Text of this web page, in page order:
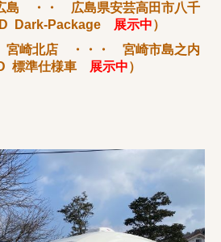
島 ・・ 広島県安芸高田市八千
Dark-Package 展示中）
宮崎北店 ・・・ 宮崎市島之内
標準仕様車 展示中）